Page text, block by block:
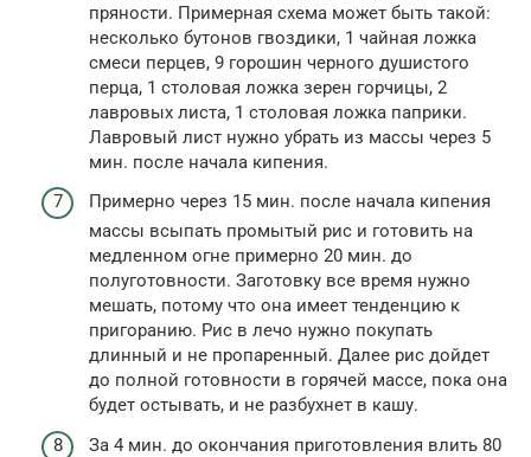
пряности. Примерная схема может быть такой:
несколько бутонов гвоздики, 1 чайная ложка
смеси перцев, 9 горошин черного душистого
перца, 1 столовая ложка зерен горчицы, 2
лавровых листа, 1 столовая ложка паприки.
Лавровый лист нужно убрать из массы через 5
мин. после начала кипения.
Примерно через 15 мин. после начала кипения
массы всыпать промытый рис и готовить на
медленном огне примерно 20 мин. до
полуготовности. Заготовку все время нужно
мешать, потому что она имеет тенденцию к
пригоранию. Рис в лечо нужно покупать
длинный и не пропаренный. Далее рис дойдет
до полной готовности в горячей массе, пока она
будет остывать, и не разбухнет в кашу.
За 4 мин. до окончания приготовления влить 80